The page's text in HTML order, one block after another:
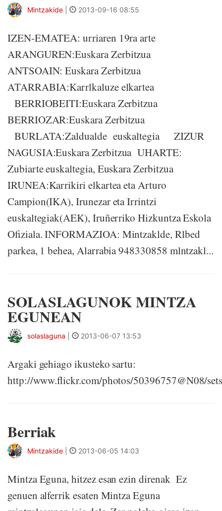
Mintzakide 2013-09-16 08:55
IZEN-EMATEA: urriaren 19ra arte
ARANGUREN:Euskara Zerbitzua
ANTSOAIN: Euskara Zerbitzua
ATARRABIA:Karrlkaluze elkartea
BERRIOBEITI:Euskara Zerbitzua
BERRIOZAR:Euskara Zerbitzua
BURLATA:Zaldualde euskaltegia ZIZUR
NAGUSIA:Euskara Zerbitzua UHARTE:
Zubiarte euskaltegia, Euskara Zerbitzua
IRUNEA:Karrikiri elkartea eta Arturo
Campion(IKA), Irunezar eta Irrintzi
euskaltegiak(AEK), Iruñerriko Hizkuntza Eskola
Ofiziala. INFORMAZIOA: Mintzaklde, Rlbed
parkea, 1 behea, Alarrabia 948330858 mlntzakl...
SOLASLAGUNOK MINTZA
EGUNEAN
solaslaguna 2013-06-07 13:53
Argaki gehiago ikusteko sartu:
http://www.flickr.com/photos/50396757@N08/
Berriak
Mintzakide 2013-06-05 14:03
Mintza Eguna, hitzez esan ezin direnak Ez
genuen alferrik esaten Mintza Eguna